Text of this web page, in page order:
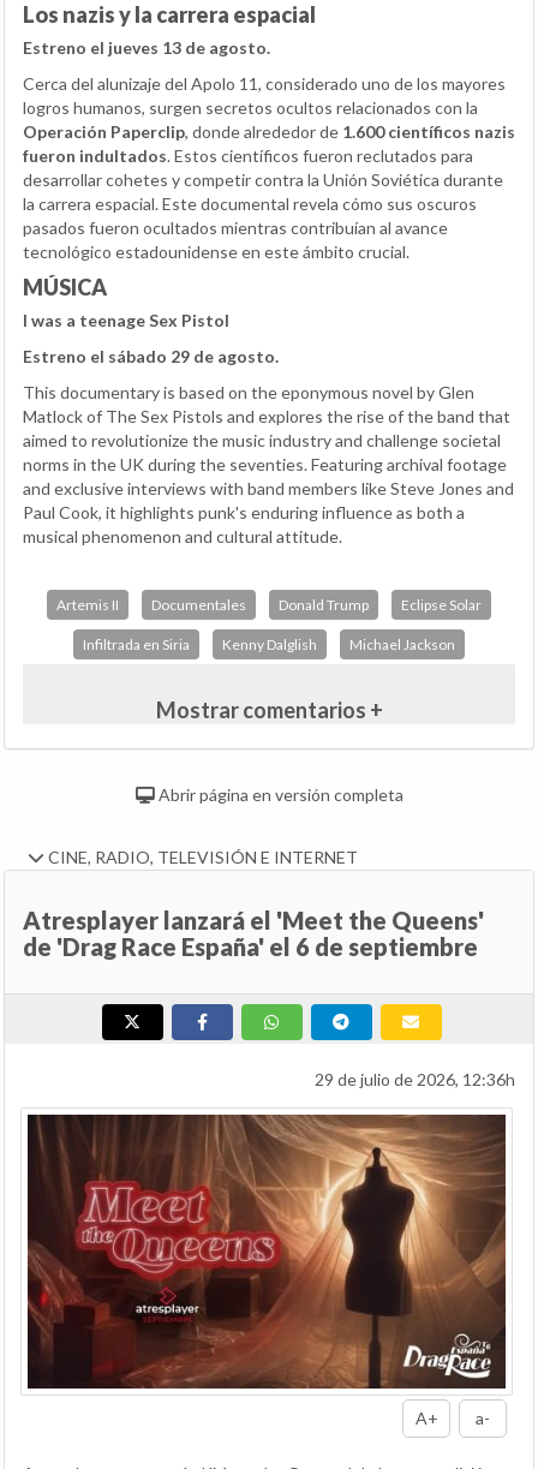
Los nazis y la carrera espacial
Estreno el jueves 13 de agosto.
Cerca del alunizaje del Apolo 11, considerado uno de los mayores
logros humanos, surgen secretos ocultos relacionados con la
Operación Paperclip, donde alrededor de 1.600 científicos nazis
fueron indultados. Estos científicos fueron reclutados para
desarrollar cohetes y competir contra la Unión Soviética durante
la carrera espacial. Este documental revela cómo sus oscuros
pasados fueron ocultados mientras contribuían al avance
tecnológico estadounidense en este ámbito crucial.
MÚSICA
I was a teenage Sex Pistol
Estreno el sábado 29 de agosto.
This documentary is based on the eponymous novel by Glen
Matlock of The Sex Pistols and explores the rise of the band that
aimed to revolutionize the music industry and challenge societal
norms in the UK during the seventies. Featuring archival footage
and exclusive interviews with band members like Steve Jones and
Paul Cook, it highlights punk's enduring influence as both a
musical phenomenon and cultural attitude.
Artemis II Documentales Donald Trump Eclipse Solar
Infiltrada en Siria Kenny Dalglish Michael Jackson
Mostrar comentarios +
Abrir página en versión completa
CINE, RADIO, TELEVISIÓN E INTERNET
Atresplayer lanzará el 'Meet the Queens'
de 'Drag Race España' el 6 de septiembre
29 de julio de 2026, 12:36h
A+ a-